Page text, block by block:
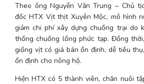
Theo ông Nguyễn Văn Trung – Chủ
đốc HTX Vịt thịt Xuyên Mộc, mô hình
giảm chi phí xây dựng chuồng trại do
thống chuồng lồng phức tạp. Đồng
giống vịt có giá bán ổn định, dễ tiêu
ổn định cho nông hộ.
Hiện HTX có 5 thành viên, chăn nuôi